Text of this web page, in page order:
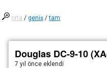
orta /geniş /tam
Douglas DC-9-10
7 yıl önce eklendi